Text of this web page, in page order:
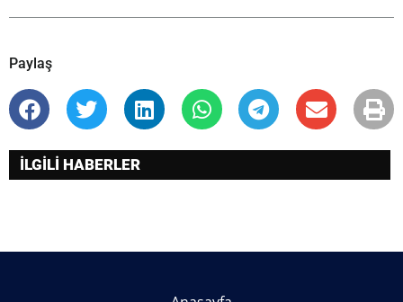
Paylaş
İLGİLİ HABERLER